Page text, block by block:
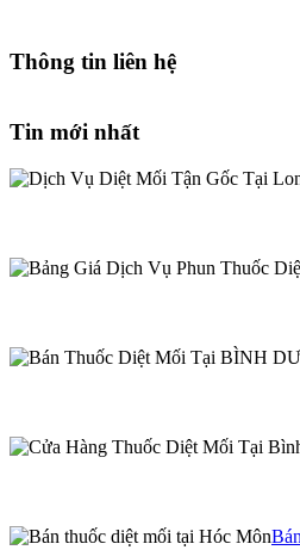
Thông tin liên hệ
Tin mới nhất